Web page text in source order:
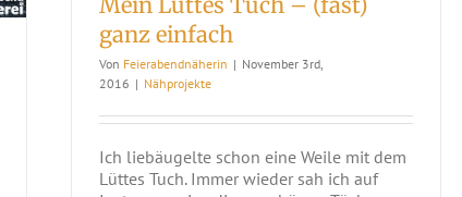
ganz einfach
Von Feierabendnäherin | November 3rd,
2016 | Nähprojekte
Ich liebäugelte schon eine Weile mit dem
Lüttes Tuch. Immer wieder sah ich auf